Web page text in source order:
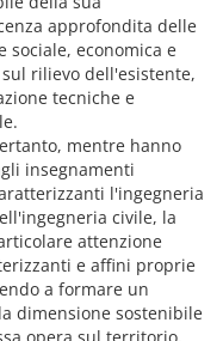
approfondita delle
economica e
rilievo dell'esistente,
tecniche e
mentre hanno
insegnamenti
l'ingegneria
civile, la
attenzione
e affini proprie
a formare un
dimensione sostenibile